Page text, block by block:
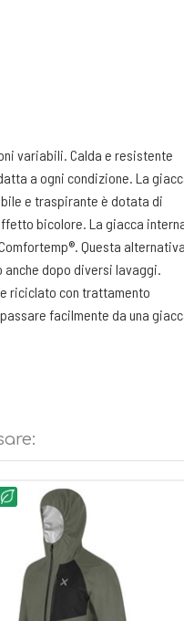
variabili. Calda e resistente
a ogni condizione. La
e traspirante è dotata di
bicolore. La giacca
Questa alternativa
dopo diversi lavaggi.
riciclato con trattamento
facilmente da una
PFAS Free DWR con
davanti con zip, tasche mani
PFAS Free DWR con
in tessuto nylon. Centro
e fondo rifiniti con elastico.